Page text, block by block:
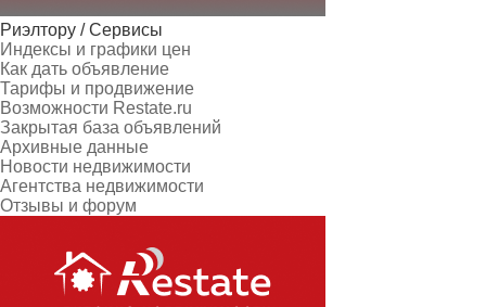
Риэлтору / Сервисы
Индексы и графики цен
Как дать объявление
Тарифы и продвижение
Возможности Restate.ru
Закрытая база объявлений
Архивные данные
Новости недвижимости
Агентства недвижимости
Отзывы и форум